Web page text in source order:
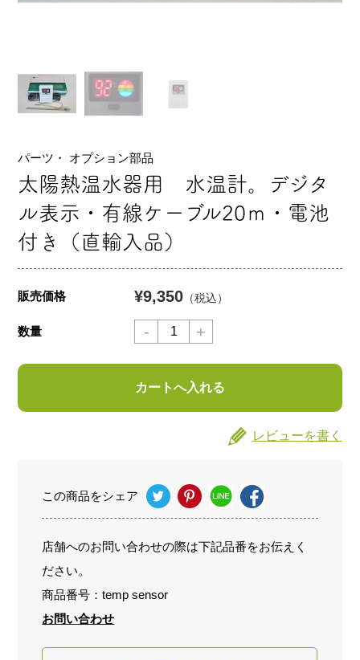
パーツ・ オプション部品
太陽熱温水器用 水温計。デジタ
ル表示・有線ケーブル20ｍ・電池
付き（直輸入品）
販売価格 ¥9,350 （税込）
数量
レビューを書く
この商品をシェア
店舗へのお問い合わせの際は下記品番をお伝えく
ださい。
商品番号：temp sensor
お問い合わせ